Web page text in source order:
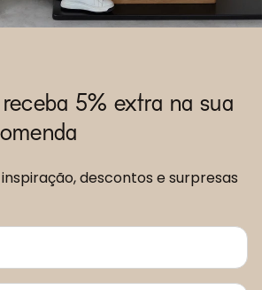
5% extra na sua
descontos e surpresas